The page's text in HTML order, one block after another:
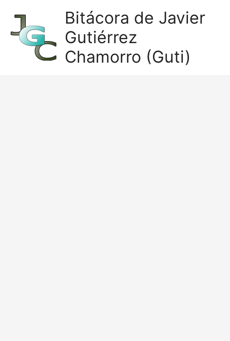
contenido
Bitácora de Javier
Gutiérrez
Chamorro (Guti)